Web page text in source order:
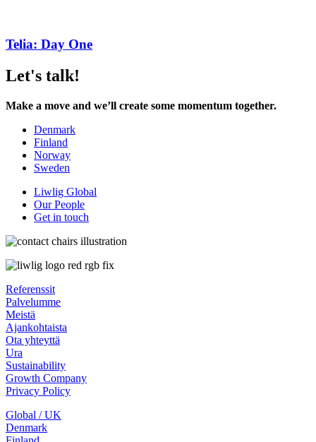
Telia: Day One
Let's talk!
Make a move and we’ll create some momentum together.
Denmark
Finland
Norway
Sweden
Liwlig Global
Our People
Get in touch
Referenssit
Palvelumme
Meistä
Ajankohtaista
Ota yhteyttä
Ura
Sustainability
Growth Company
Privacy Policy
Global / UK
Denmark